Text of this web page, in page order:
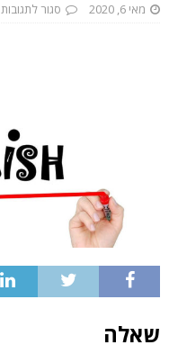
מאי 6, 2020 סגור לתגובות
שאלה